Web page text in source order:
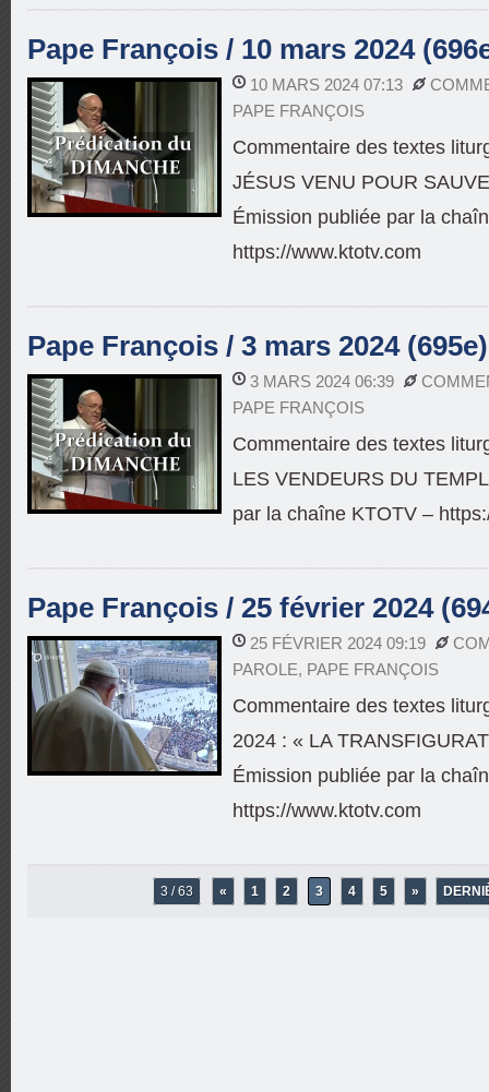
Pape François / 10 mars 2024
10 MARS 2024 07:13
PAPE FRANÇOIS
Commentaire des textes
JÉSUS VENU POUR
Émission publiée par la
https://www.ktotv.com
Pape François / 3 mars 2024 (695e)
3 MARS 2024 06:39
PAPE FRANÇOIS
Commentaire des textes
LES VENDEURS DU
par la chaîne KTOTV –
Pape François / 25 février 2024
25 FÉVRIER 2024 09:19
PAROLE, PAPE FRANÇOIS
Commentaire des textes
2024 : « LA
Émission publiée par la
https://www.ktotv.com
3 / 63 « 1 2 3 4 5 »